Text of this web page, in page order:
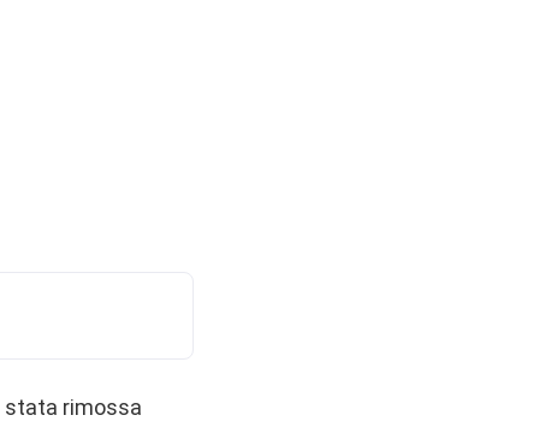
stata rimossa